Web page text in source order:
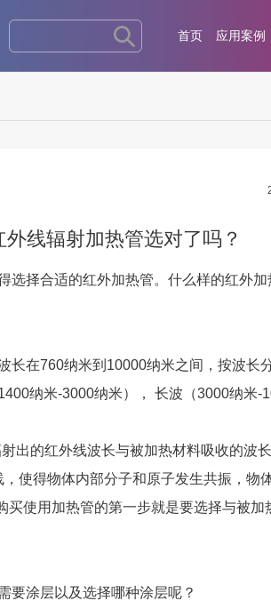
首页 应用案例
线辐射加热管选对了吗？
择合适的红外加热管。什么样的红外加
在760纳米到10000纳米之间，按波长
纳米-3000纳米）， 长波（3000纳米-
出的红外线波长与被加热材料吸收的波
使得物体内部分子和原子发生共振，物
买使用加热管的第一步就是要选择与被加
涂层以及选择哪种涂层呢？